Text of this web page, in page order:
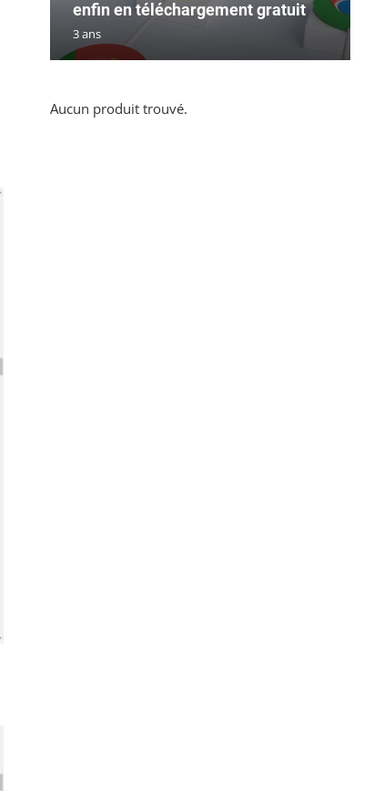
enfin en téléchargement gratuit
3 ans
Aucun produit trouvé.